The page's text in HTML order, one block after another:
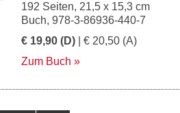
192 Seiten, 21,5 x 15,3 cm
Buch, 978-3-86936-440-7
€ 19,90 (D) | € 20,50 (A)
Zum Buch